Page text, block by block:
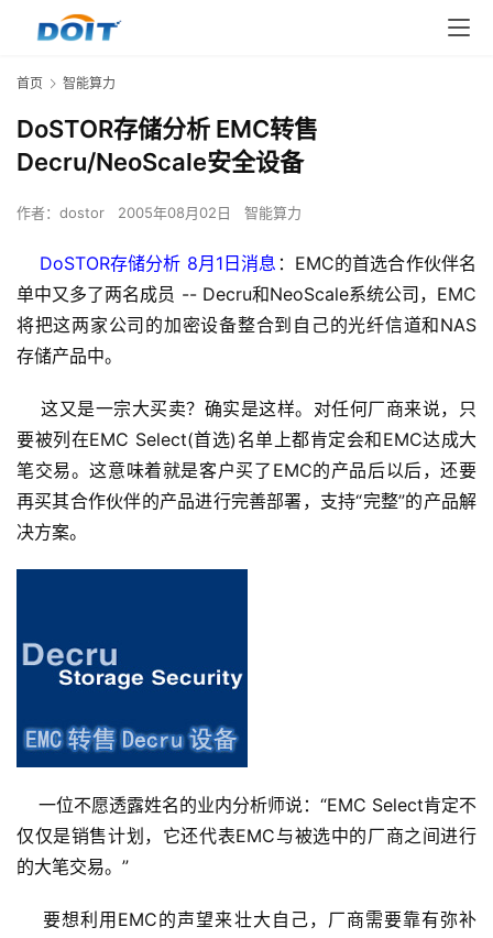
首页 智能算力
DoSTOR存储分析 EMC转售
Decru/NeoScale安全设备
作者： dostor 2005年08月02日 智能算力
DoSTOR存储分析 8月1日消息 ：EMC的首选合作伙伴名
单中又多了两名成员 -- Decru和NeoScale系统公司，EMC
将把这两家公司的加密设备整合到自己的光纤信道和NAS
存储产品中。
这又是一宗大买卖？确实是这样。对任何厂商来说，只
要被列在EMC Select(首选)名单上都肯定会和EMC达成大
笔交易。这意味着就是客户买了EMC的产品后以后，还要
再买其合作伙伴的产品进行完善部署，支持“完整”的产品解
决方案。
一位不愿透露姓名的业内分析师说：“EMC Select肯定不
仅仅是销售计划，它还代表EMC与被选中的厂商之间进行
的大笔交易。”
要想利用EMC的声望来壮大自己，厂商需要靠有弥补